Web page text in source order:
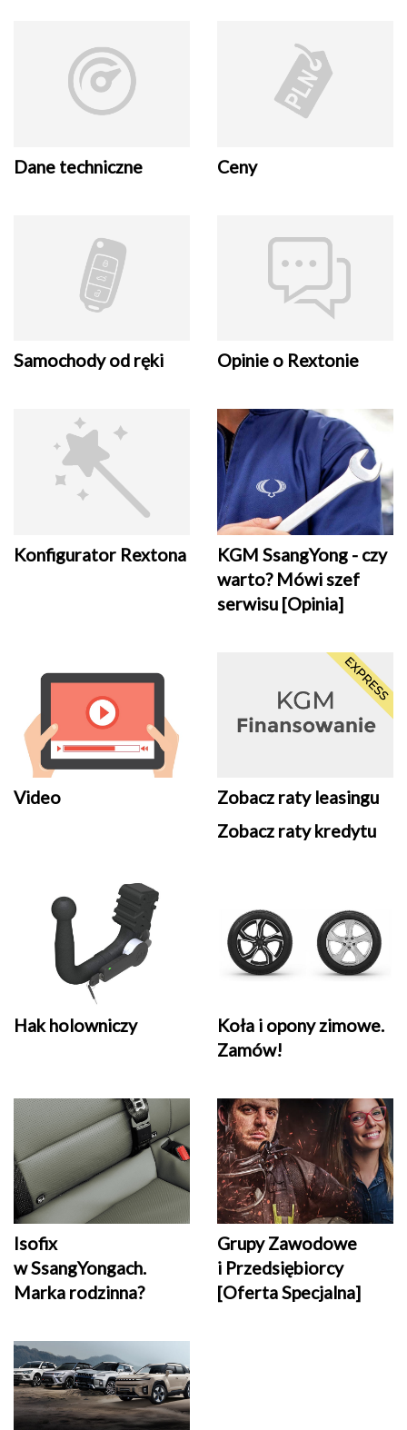
Dane techniczne Ceny
Samochody od ręki Opinie o Rextonie
Konfigurator Rextona
KGM SsangYong - czy
warto? Mówi szef
serwisu [Opinia]
Video
Zobacz raty leasingu
Zobacz raty kredytu
Hak holowniczy
Koła i opony zimowe.
Zamów!
Isofix
w SsangYongach.
Marka rodzinna?
Grupy Zawodowe
i Przedsiębiorcy
[Oferta Specjalna]